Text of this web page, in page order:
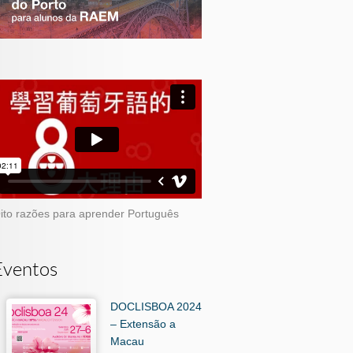
razões para aprender Português
DOCLISBOA 2024
– Extensão a
Macau